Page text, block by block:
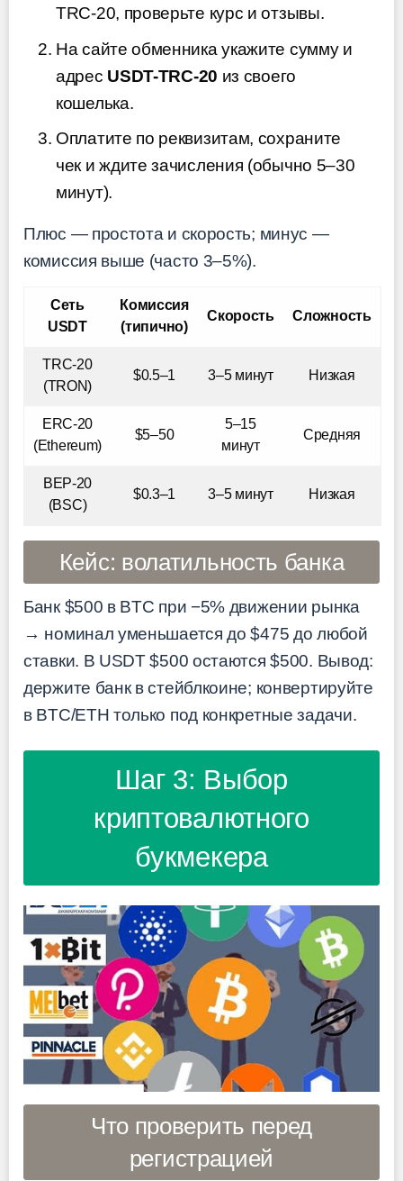
TRC-20, проверьте курс и отзывы.
На сайте обменника укажите сумму и
адрес USDT-TRC-20 из своего
кошелька.
Оплатите по реквизитам, сохраните
чек и ждите зачисления (обычно 5–30
минут).
Плюс — простота и скорость; минус —
комиссия выше (часто 3–5%).
Сеть
USDT
Комиссия
(типично)
Скорость Сложность
TRC-20
(TRON)
$0.5–1 3–5 минут Низкая
ERC-20
(Ethereum)
$5–50
5–15
минут
Средняя
BEP-20
(BSC)
$0.3–1 3–5 минут Низкая
Кейс: волатильность банка
Банк $500 в BTC при −5% движении рынка
→ номинал уменьшается до $475 до любой
ставки. В USDT $500 остаются $500. Вывод:
держите банк в стейблкоине; конвертируйте
в BTC/ETH только под конкретные задачи.
Шаг 3: Выбор
криптовалютного
букмекера
Что проверить перед
регистрацией